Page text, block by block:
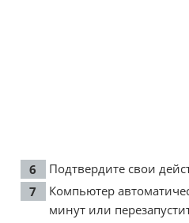
Подтвердите свои
Компьютер
минут или